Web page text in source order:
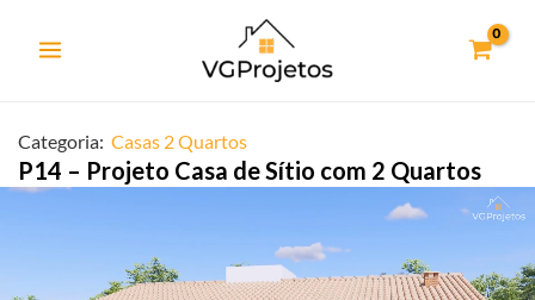
para
Categoria: Casas 2 Quartos
P14 – Projeto Casa de Sítio com 2 Quartos